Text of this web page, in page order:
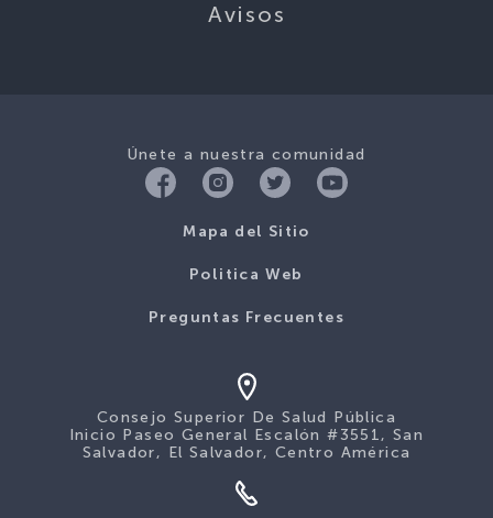
Avisos
Únete a nuestra comunidad
Mapa del Sitio
Politica Web
Preguntas Frecuentes
Consejo Superior De Salud Pública
Inicio Paseo General Escalón #3551, San
Salvador, El Salvador, Centro América